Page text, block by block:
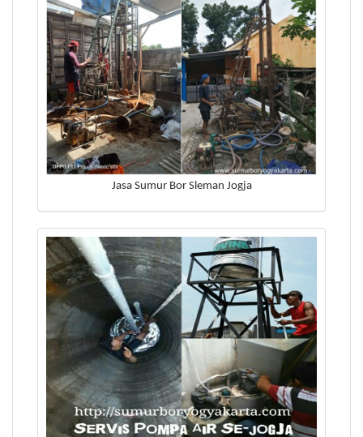
Jasa Sumur Bor Sleman Jogja